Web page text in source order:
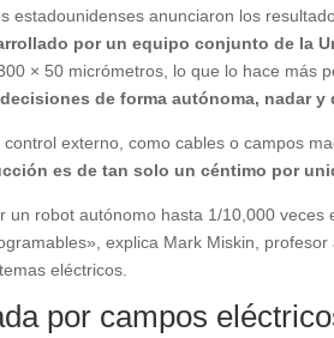
estadounidenses anunciaron los
por un equipo conjunto de la
× 50 micrómetros, lo que lo hace
de forma autónoma, nadar y
externo, como cables o campos
es de tan solo un céntimo por
un robot autónomo hasta 1/10,000
explica Mark Miskin,
eléctricos.
por campos